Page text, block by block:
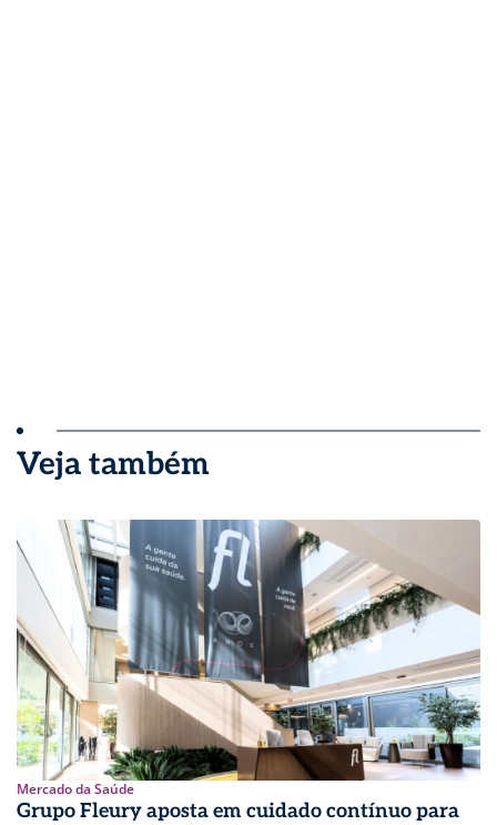
Veja também
Mercado da Saúde
Grupo Fleury aposta em cuidado contínuo para